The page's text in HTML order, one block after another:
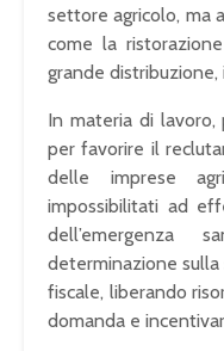
settore agricolo, ma
come la
grande distribuzione,
In materia di lavoro,
per favorire il
delle imprese
impossibilitati ad
dell’emergenza
determinazione
fiscale, liberando
domanda e